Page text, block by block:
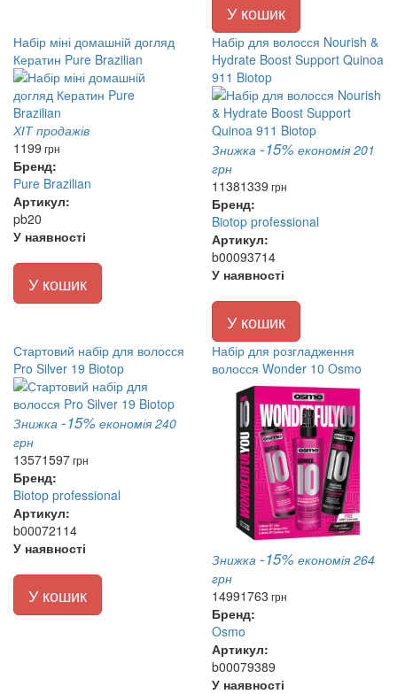
У кошик
Набір міні домашній догляд
Кератин Pure Brazilian
ХІТ продажів
1199 грн
Бренд:
Pure Brazilian
Артикул:
pb20
У наявності
У кошик
Набір для волосся Nourish &
Hydrate Boost Support Quinoa
911 Biotop
Знижка -15% економія 201
грн
11381339 грн
Бренд:
Biotop professional
Артикул:
b00093714
У наявності
У кошик
Стартовий набір для волосся
Pro Silver 19 Biotop
Знижка -15% економія 240
грн
13571597грн
Бренд:
Biotop professional
Артикул:
b00072114
У наявності
У кошик
Набір для розгладження
волосся Wonder 10 Osmo
Знижка -15% економія 264
грн
14991763 грн
Бренд:
Osmo
Артикул:
b00079389
У наявності